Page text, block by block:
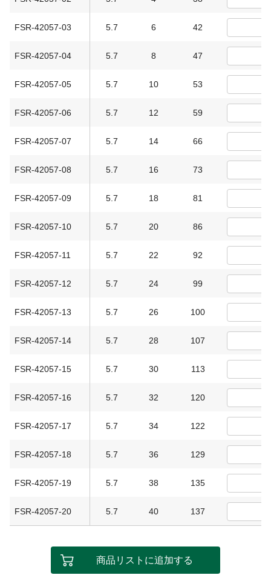
FSR-42057-03 5.7 6 42
FSR-42057-04 5.7 8 47
FSR-42057-05 5.7 10 53
FSR-42057-06 5.7 12 59
FSR-42057-07 5.7 14 66
FSR-42057-08 5.7 16 73
FSR-42057-09 5.7 18 81
FSR-42057-10 5.7 20 86
FSR-42057-11 5.7 22 92
FSR-42057-12 5.7 24 99
FSR-42057-13 5.7 26 100
FSR-42057-14 5.7 28 107
FSR-42057-15 5.7 30 113
FSR-42057-16 5.7 32 120
FSR-42057-17 5.7 34 122
FSR-42057-18 5.7 36 129
FSR-42057-19 5.7 38 135
FSR-42057-20 5.7 40 137
商品リストに追加する